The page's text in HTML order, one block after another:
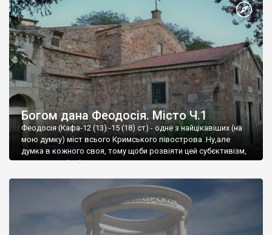
Богом дана Феодосія. Місто Ч.1
Феодосія (Кафа-12 (13) -15 (18) ст) - одне з найцікавіших (на
мою думку) міст всього Кримського півострова .Ну,але
думка в кожного своя, тому щоби розвіяти цей субєктивізм,
запрошую відвідати це